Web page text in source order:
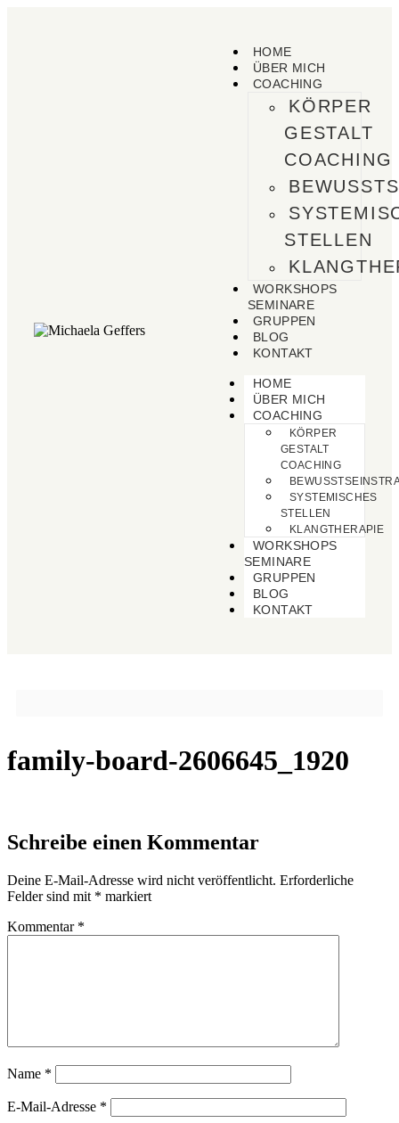
HOME
ÜBER MICH
COACHING
KÖRPER
GESTALT
COACHING
STELLEN
WORKSHOPS
SEMINARE
GRUPPEN
BLOG
KONTAKT
HOME
ÜBER MICH
COACHING
KÖRPER
GESTALT
COACHING
SYSTEMISCHES
STELLEN
KLANGTHERAPIE
WORKSHOPS
SEMINARE
GRUPPEN
BLOG
KONTAKT
family-board-2606645_1920
Schreibe einen Kommentar
Deine E-Mail-Adresse wird nicht veröffentlicht. Erforderliche
Felder sind mit * markiert
Kommentar *
Name *
E-Mail-Adresse *